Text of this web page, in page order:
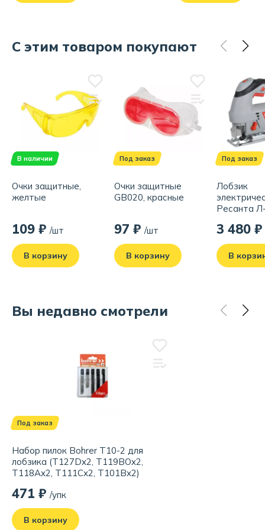
С этим товаром покупают
В наличии
Очки защитные,
желтые
109 ₽ /шт
В корзину
Под заказ
Очки защитные
GB020, красные
97 ₽ /шт
В корзину
Под заказ
Лобзик
Ресанта
3 480 ₽
В
Вы недавно смотрели
Под заказ
Набор пилок Bohrer T10-2 для
лобзика (T127Dx2, T119BOx2,
T118Ax2, T111Cx2, T101Bx2)
471 ₽ /упк
В корзину